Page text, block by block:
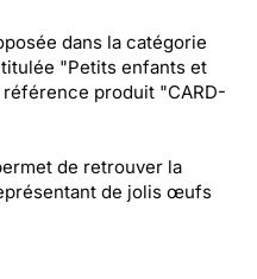
dans la catégorie
"Petits enfants et
produit "CARD-
de retrouver la
de jolis œufs